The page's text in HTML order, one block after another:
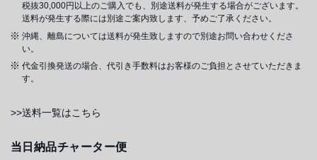
税抜30,000円以上のご購入でも、別途送料が発生する場合がございます。
送料が発生する際には別途ご案内致します、予めご了承ください。
沖縄、離島については送料が発生致しますので別途お問い合わせくださ
い。
代金引換発送の場合、代引き手数料はお客様のご負担とさせていただきま
す。
>>送料一覧はこちら
当日納品チャーター便